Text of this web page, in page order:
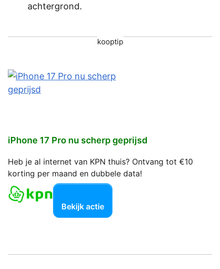
achtergrond.
kooptip
iPhone 17 Pro nu scherp geprijsd
Heb je al internet van KPN thuis? Ontvang tot €10
korting per maand en dubbele data!
Bekijk actie